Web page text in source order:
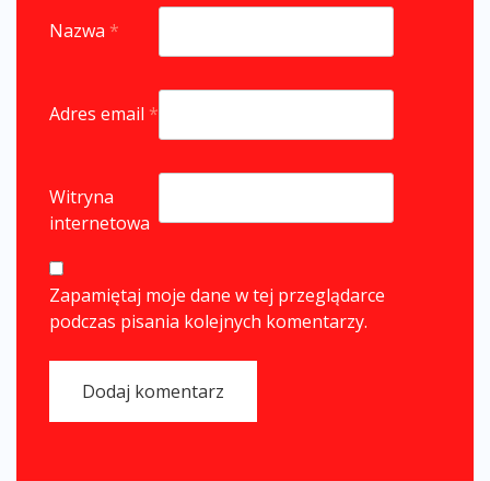
Nazwa *
Adres email *
Witryna
internetowa
Zapamiętaj moje dane w tej przeglądarce
podczas pisania kolejnych komentarzy.